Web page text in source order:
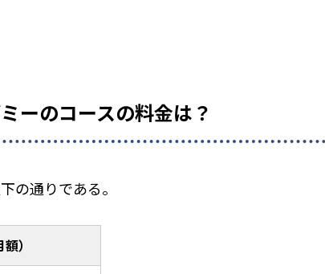
ーのコースの料金は？
の通りである。
）